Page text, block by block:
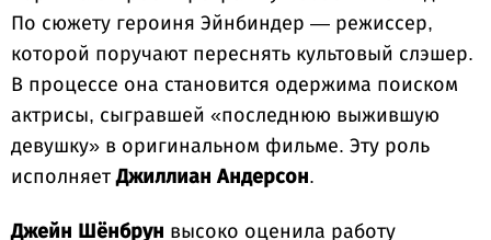
По сюжету героиня Эйнбиндер — режиссер,
которой поручают переснять культовый слэшер.
В процессе она становится одержима поиском
актрисы, сыгравшей «последнюю выжившую
девушку» в оригинальном фильме. Эту роль
исполняетДжиллиан Андерсон.
Джейн Шёнбрун высоко оценила работу